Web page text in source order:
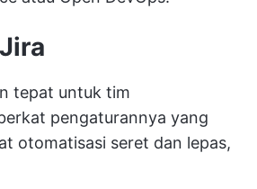
tepat untuk tim
pengaturannya yang
otomatisasi seret dan lepas,